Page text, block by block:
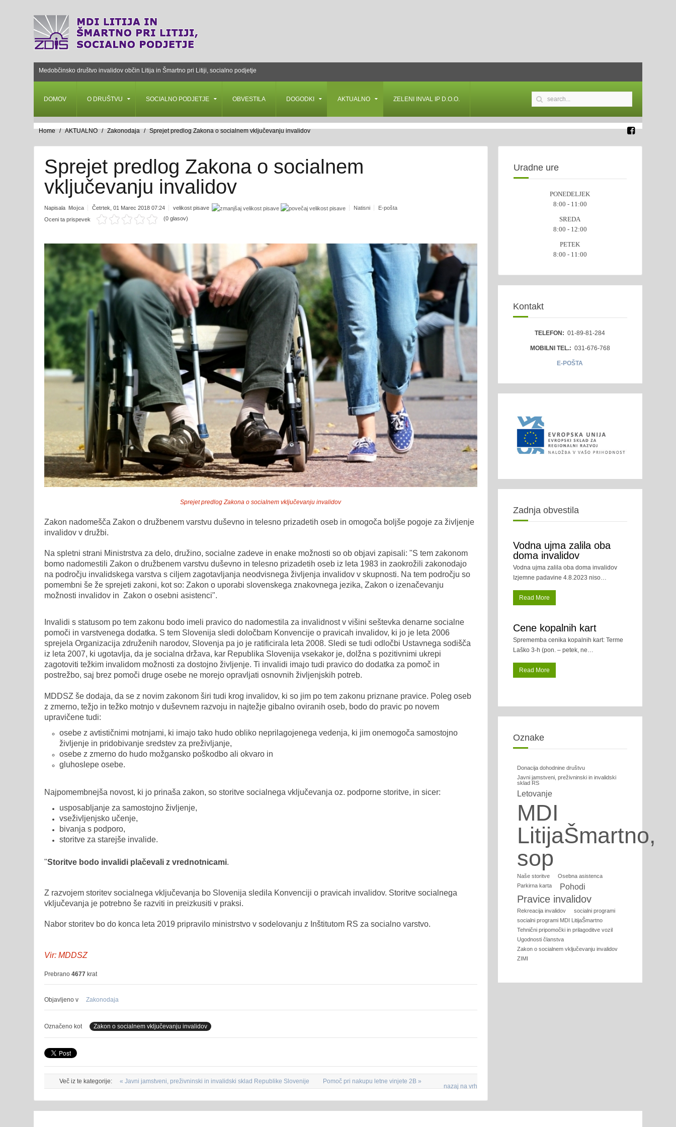
Medobčinsko društvo invalidov občin Litija in Šmartno pri Litiji, socialno podjetje
DOMOV O DRUŠTVU SOCIALNO PODJETJE OBVESTILA DOGODKI AKTUALNO ZELENI INVAL IP D.O.O.
Home AKTUALNO Zakonodaja Sprejet predlog Zakona o socialnem vključevanju invalidov
Sprejet predlog Zakona o socialnem
vključevanju invalidov
Napisala Mojca Četrtek, 01 Marec 2018 07:24 velikost pisave Natisni
E-pošta
Oceni ta prispevek
(0 glasov)
Sprejet predlog Zakona o socialnem vključevanju invalidov
Zakon nadomešča Zakon o družbenem varstvu duševno in telesno prizadetih oseb in omogoča boljše pogoje za življenje
invalidov v družbi.
Na spletni strani Ministrstva za delo, družino, socialne zadeve in enake možnosti so ob objavi zapisali: "S tem zakonom
bomo nadomestili Zakon o družbenem varstvu duševno in telesno prizadetih oseb iz leta 1983 in zaokrožili zakonodajo
na področju invalidskega varstva s ciljem zagotavljanja neodvisnega življenja invalidov v skupnosti. Na tem področju so
pomembni še že sprejeti zakoni, kot so: Zakon o uporabi slovenskega znakovnega jezika, Zakon o izenačevanju
možnosti invalidov in Zakon o osebni asistenci".
Invalidi s statusom po tem zakonu bodo imeli pravico do nadomestila za invalidnost v višini seštevka denarne socialne
pomoči in varstvenega dodatka. S tem Slovenija sledi določbam Konvencije o pravicah invalidov, ki jo je leta 2006
sprejela Organizacija združenih narodov, Slovenja pa jo je ratificirala leta 2008. Sledi se tudi odločbi Ustavnega sodišča
iz leta 2007, ki ugotavlja, da je socialna država, kar Republika Slovenija vsekakor je, dolžna s pozitivnimi ukrepi
zagotoviti težkim invalidom možnosti za dostojno življenje. Ti invalidi imajo tudi pravico do dodatka za pomoč in
postrežbo, saj brez pomoči druge osebe ne morejo opravljati osnovnih življenjskih potreb.
MDDSZ še dodaja, da se z novim zakonom širi tudi krog invalidov, ki so jim po tem zakonu priznane pravice. Poleg oseb
z zmerno, težjo in težko motnjo v duševnem razvoju in najtežje gibalno oviranih oseb, bodo do pravic po novem
upravičene tudi:
osebe z avtističnimi motnjami, ki imajo tako hudo obliko neprilagojenega vedenja, ki jim onemogoča samostojno
življenje in pridobivanje sredstev za preživljanje,
osebe z zmerno do hudo možgansko poškodbo ali okvaro in
gluhoslepe osebe.
Najpomembnejša novost, ki jo prinaša zakon, so storitve socialnega vključevanja oz. podporne storitve, in sicer:
usposabljanje za samostojno življenje,
vseživljenjsko učenje,
bivanja s podporo,
storitve za starejše invalide.
"Storitve bodo invalidi plačevali z vrednotnicami.
Z razvojem storitev socialnega vključevanja bo Slovenija sledila Konvenciji o pravicah invalidov. Storitve socialnega
vključevanja je potrebno še razviti in preizkusiti v praksi.
Nabor storitev bo do konca leta 2019 pripravilo ministrstvo v sodelovanju z Inštitutom RS za socialno varstvo.
Vir: MDDSZ
Prebrano 4677 krat
Objavljeno v Zakonodaja
Označeno kot Zakon o socialnem vključevanju invalidov
Več iz te kategorije: « Javni jamstveni, preživninski in invalidski sklad Republike Slovenije Pomoč pri nakupu letne vinjete 2B »
nazaj na vrh
Uradne ure
PONEDELJEK
8:00 - 11:00
SREDA
8:00 - 12:00
PETEK
8:00 - 11:00
Kontakt
TELEFON: 01-89-81-284
MOBILNI TEL.: 031-676-768
E-POŠTA
Zadnja obvestila
Vodna ujma zalila oba
doma invalidov
Vodna ujma zalila oba doma invalidov
Izjemne padavine 4.8.2023 niso…
Read More
Cene kopalnih kart
Sprememba cenika kopalnih kart: Terme
Laško 3-h (pon. – petek, ne…
Read More
Oznake
Donacija dohodnine društvu
Javni jamstveni, preživninski in invalidski
sklad RS
Letovanje
MDI
LitijaŠmartno,
sop
Naše storitve
Osebna asistenca
Parkirna karta
Pohodi
Pravice invalidov
Rekreacija invalidov
socialni programi
socialni programi MDI LitijaŠmartno
Tehnični pripomočki in prilagoditve vozil
Ugodnosti članstva
Zakon o socialnem vključevanju invalidov
ZIMI